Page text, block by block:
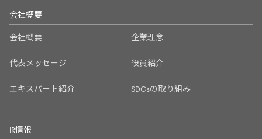
会社概要
会社概要 企業理念
代表メッセージ 役員紹介
エキスパート紹介 SDGsの取り組み
IR情報